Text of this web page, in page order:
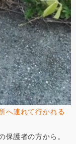
へ連れて行かれる
保護者の方から。